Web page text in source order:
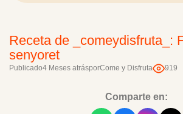
Receta de _comeydisfruta_:
senyoret
Publicado4 Meses atrásporCome y Disfruta 919
Comparte en: